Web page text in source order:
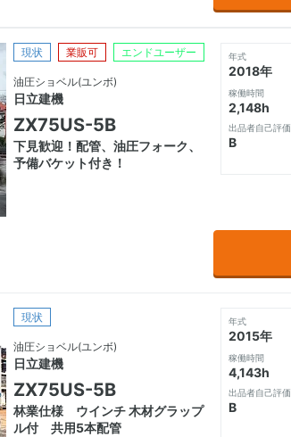
現状 業販可 エンドユーザー
油圧ショベル(ユンボ)
日立建機
ZX75US-5B
下見歓迎！配管、油圧フォーク、
予備バケット付き！
年式
2018年
稼働時間
2,148h
出品者自己評価
B
現状
油圧ショベル(ユンボ)
日立建機
ZX75US-5B
林業仕様 ウインチ 木材グラップ
ル付 共用5本配管
年式
2015年
稼働時間
4,143h
出品者自己評価
B